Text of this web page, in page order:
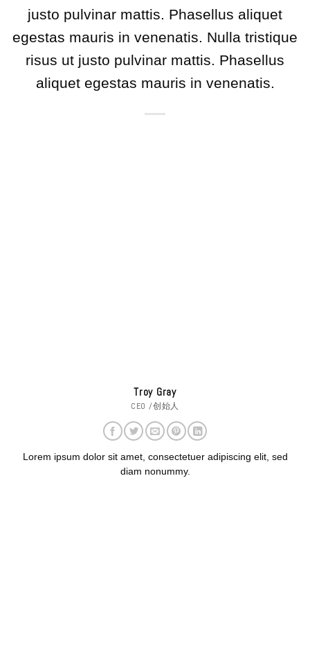
justo pulvinar mattis. Phasellus aliquet
egestas mauris in venenatis. Nulla tristique
risus ut justo pulvinar mattis. Phasellus
aliquet egestas mauris in venenatis.
Troy Gray
CEO /创始人
Lorem ipsum dolor sit amet, consectetuer adipiscing elit, sed
diam nonummy.